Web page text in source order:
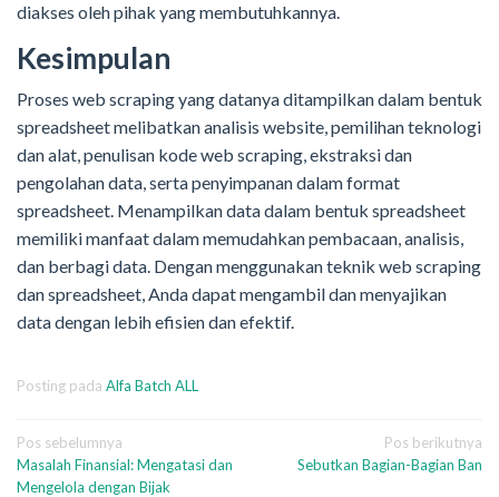
diakses oleh pihak yang membutuhkannya.
Kesimpulan
Proses web scraping yang datanya ditampilkan dalam bentuk
spreadsheet melibatkan analisis website, pemilihan teknologi
dan alat, penulisan kode web scraping, ekstraksi dan
pengolahan data, serta penyimpanan dalam format
spreadsheet. Menampilkan data dalam bentuk spreadsheet
memiliki manfaat dalam memudahkan pembacaan, analisis,
dan berbagi data. Dengan menggunakan teknik web scraping
dan spreadsheet, Anda dapat mengambil dan menyajikan
data dengan lebih efisien dan efektif.
Posting pada Alfa Batch ALL
Navigasi
pos
Pos sebelumnya
Masalah Finansial: Mengatasi dan
Mengelola dengan Bijak
Pos berikutnya
Sebutkan Bagian-Bagian Ban